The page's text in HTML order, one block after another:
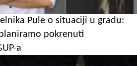
Pule o situaciji u gradu:
pokrenuti
a